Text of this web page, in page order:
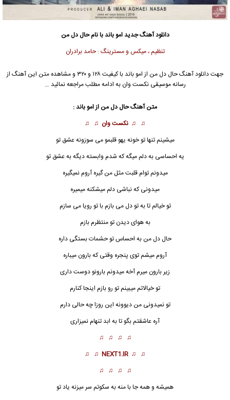
دانلود آهنگ جدیدامو باند با نام حال دل من
تنظیم ، میکس و مسترینگ : حامد برادران
جهت دانلود آهنگ حال دل من از امو باند
با کیفیت ۱۲۸ و ۳۲۰ و مشاهده متن این آهنگ از
رسانه موسیقی نکست وان به ادامه مطلب مراجعه نمائید …
متن آهنگ حال دل من ازامو باند:
♫ ♫ نکست وان ♫ ♫
میشینم تنها تو خونه یهو قلبمو می سوزونه عشق تو
یه احساسی به دلم میگه که شدم وابسته دیگه به عشق تو
میدونم توام قلبت مثل من گیره آروم نمیگیره
میدونی که نباشی دلم میشکنه میمیره
تو خیالم تا به تو دل می بازم با تو رویا می سازم
به هوای دیدن تو منتظرم بازم
حال دل من به احساس تو حشمات بستگی داره
آروم میشم توی پنجره وقتی که بارون میباره
زیر بارون میرم آخه میدونم بارونو دوست داری
تو خیالاتم میبینم تو رو بازم اینجا کنارم
تو نمیدونی من دیوونه این روزا چه حالی دارم
آره عاشقتم بگو تا به ابد تنهام نمیزاری
♫ ♫ ♫ ♫
♫ ♫
NEXT1.IR
♫ ♫
♫ ♫ ♫ ♫
همیشه و همه جا با منه به سکوتم سر میزنه یاد تو